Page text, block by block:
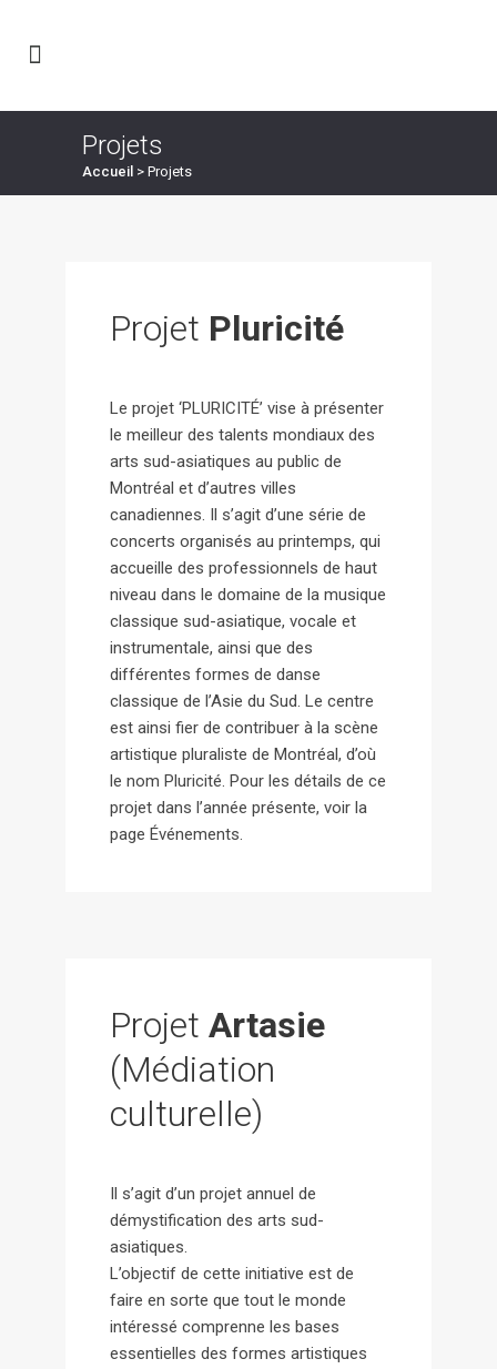
Projets
Accueil > Projets
Projet Pluricité
Le projet ‘PLURICITÉ’ vise à présenter
le meilleur des talents mondiaux des
arts sud-asiatiques au public de
Montréal et d’autres villes
canadiennes. Il s’agit d’une série de
concerts organisés au printemps, qui
accueille des professionnels de haut
niveau dans le domaine de la musique
classique sud-asiatique, vocale et
instrumentale, ainsi que des
différentes formes de danse
classique de l’Asie du Sud. Le centre
est ainsi fier de contribuer à la scène
artistique pluraliste de Montréal, d’où
le nom Pluricité. Pour les détails de ce
projet dans l’année présente, voir la
page Événements.
Projet Artasie
(Médiation
culturelle)
Il s’agit d’un projet annuel de
démystification des arts sud-
asiatiques.
L’objectif de cette initiative est de
faire en sorte que tout le monde
intéressé comprenne les bases
essentielles des formes artistiques